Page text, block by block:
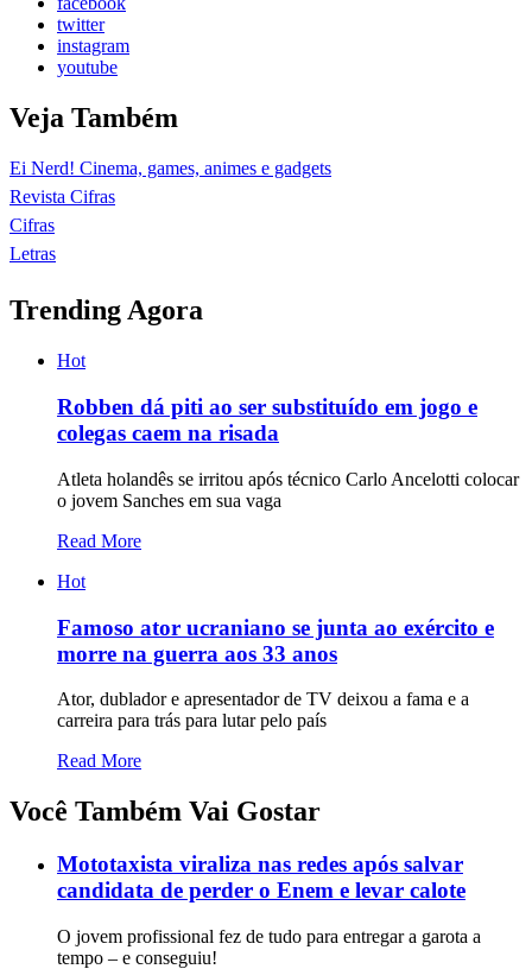
twitter
instagram
youtube
Veja Também
Ei Nerd! Cinema, games, animes e gadgets
Revista Cifras
Cifras
Letras
Trending Agora
Hot
Robben dá piti ao ser substituído em jogo e
colegas caem na risada
Atleta holandês se irritou após técnico Carlo Ancelotti colocar
o jovem Sanches em sua vaga
Read More
Hot
Famoso ator ucraniano se junta ao exército e
morre na guerra aos 33 anos
Ator, dublador e apresentador de TV deixou a fama e a
carreira para trás para lutar pelo país
Read More
Você Também Vai Gostar
Mototaxista viraliza nas redes após salvar
candidata de perder o Enem e levar calote
O jovem profissional fez de tudo para entregar a garota a
tempo – e conseguiu!